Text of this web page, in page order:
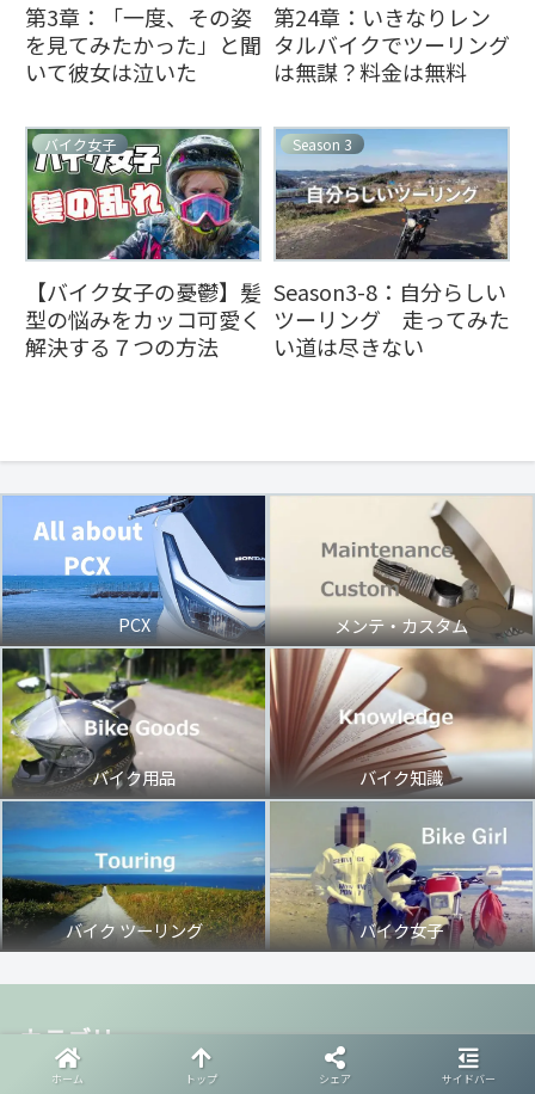
第3章：「一度、その姿
を見てみたかった」と聞
いて彼女は泣いた
第24章：いきなりレン
タルバイクでツーリング
は無謀？料金は無料
バイク女子
【バイク女子の憂鬱】髪
型の悩みをカッコ可愛く
解決する７つの方法
Season 3
Season3-8：自分らしい
ツーリング 走ってみた
い道は尽きない
PCX メンテ・カスタム
バイク用品 バイク知識
バイク ツーリング バイク女子
カテゴリー
バイク知識 メンテ・カスタム バイク用品
ホーム トップ シェア サイドバー